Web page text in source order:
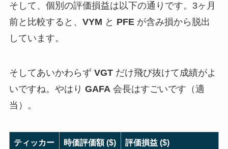
そして、個別の評価損益は以下の通りです。3ヶ月
前と比較すると、 VYM と PFEが含み損から脱出
しています。
そしてあいかわらず VGTだけ飛び抜けて成績がよ
いですね。やはり GAFA会長はすごいです（適
当）。
ティッカー 時価評価額 ($) 評価損益 ($)